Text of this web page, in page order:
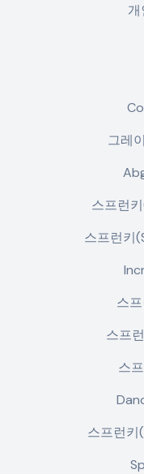
그레
스프런
스프런키
스
스프
스
스프런키